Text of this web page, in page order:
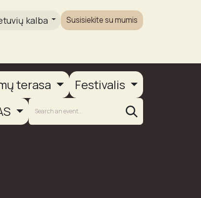
kalba Susisiekite su mumis
terasa
Festivalis